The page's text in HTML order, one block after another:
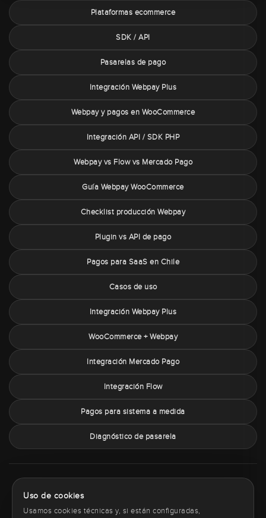
Plataformas ecommerce
SDK / API
Pasarelas de pago
Integración Webpay Plus
Webpay y pagos en WooCommerce
Integración API / SDK PHP
Webpay vs Flow vs Mercado Pago
Guía Webpay WooCommerce
Checklist producción Webpay
Plugin vs API de pago
Pagos para SaaS en Chile
Casos de uso
Integración Webpay Plus
WooCommerce + Webpay
Integración Mercado Pago
Integración Flow
Pagos para sistema a medida
Diagnóstico de pasarela
Política de cookies
Uso de cookies
Usamos cookies técnicas y, si están configuradas,